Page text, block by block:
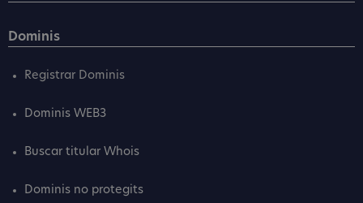
Dominis
Registrar Dominis
Dominis WEB3
Buscar titular Whois
Dominis no protegits